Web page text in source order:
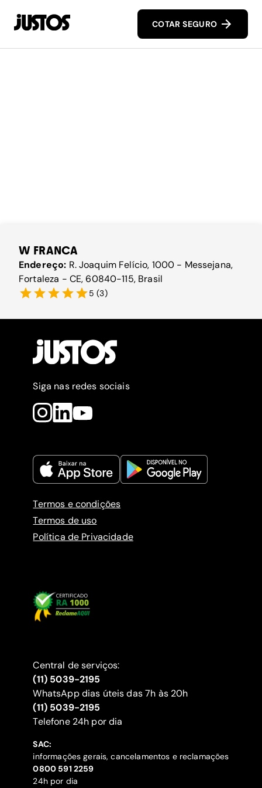
COTAR SEGURO
W FRANCA
Endereço: R. Joaquim Felício, 1000 - Messejana,
Fortaleza - CE, 60840-115, Brasil
5 (3)
Siga nas redes sociais
Termos e condições
Termos de uso
Política de Privacidade
Central de serviços:
(11) 5039-2195
WhatsApp dias úteis das 7h às 20h
(11) 5039-2195
‍Telefone 24h por dia
SAC:
informações gerais, cancelamentos e reclamações
‍0800 591 2259
24h por dia